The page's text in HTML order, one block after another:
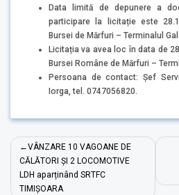
Data limită de depunere a
participare la licitație este
Bursei de Mărfuri – Terminalul
Licitația va avea loc în data de
Bursei Române de Mărfuri –
Persoana de contact: Șef
Iorga, tel. 0747056820.
Navigare
în
articole
VÂNZARE 10 VAGOANE DE
CĂLĂTORI ȘI 2 LOCOMOTIVE
LDH aparținând SRTFC
TIMIȘOARA